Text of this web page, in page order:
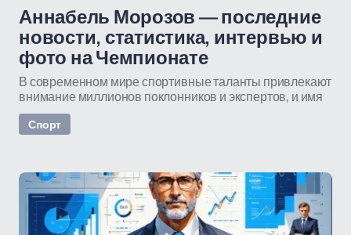
Аннабель Морозов — последние
новости, статистика, интервью и
фото на Чемпионате
В современном мире спортивные таланты привлекают
внимание миллионов поклонников и экспертов, и имя
Спорт